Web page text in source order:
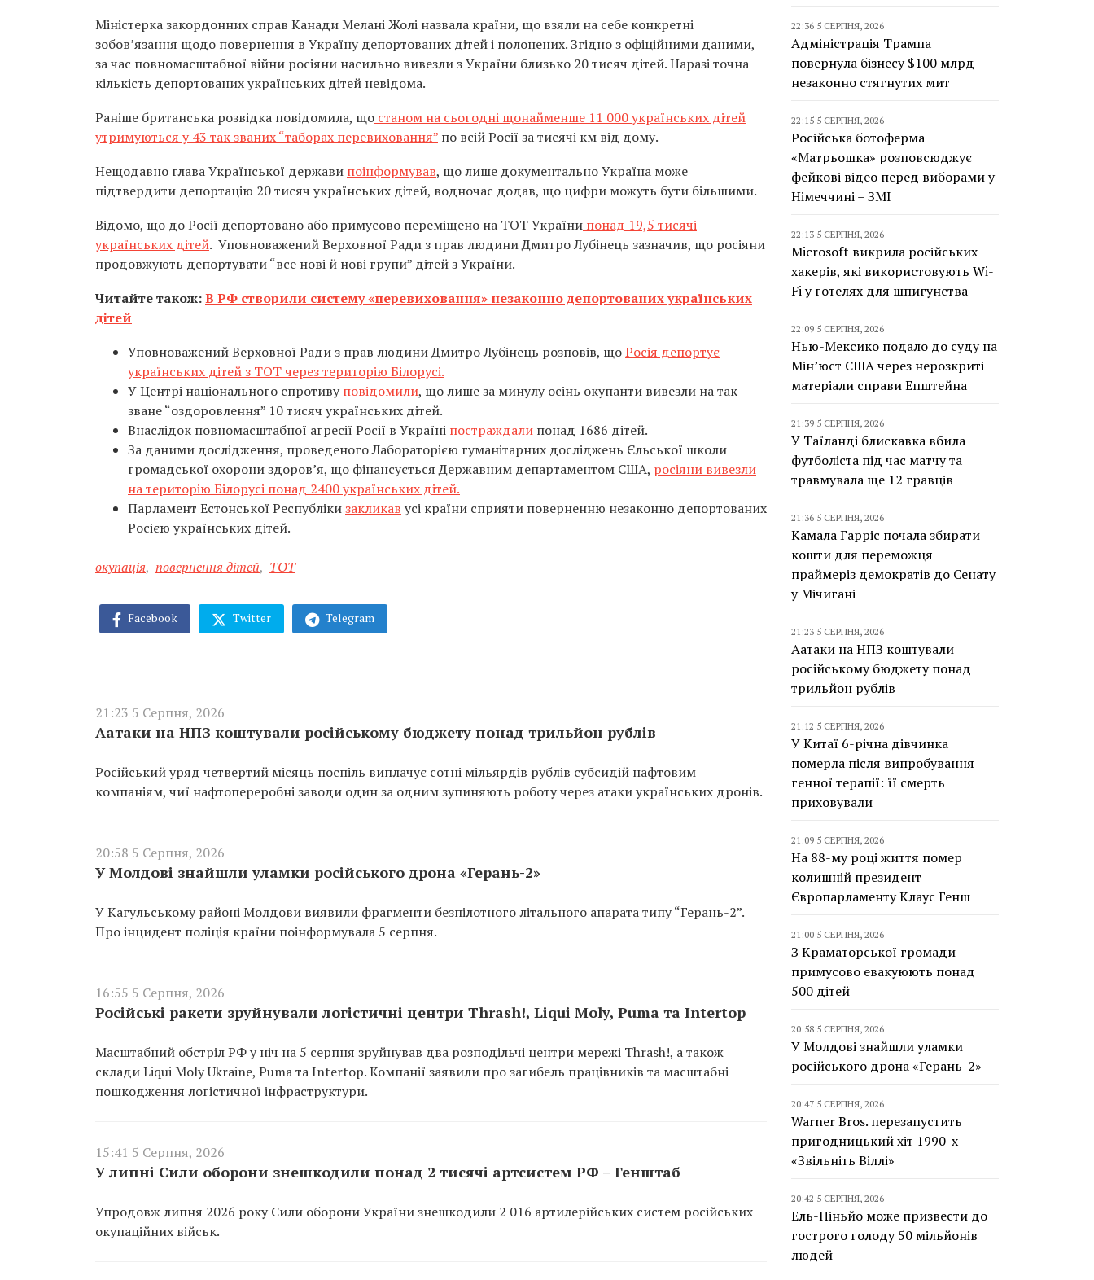
Міністерка закордонних справ Канади Мелані Жолі назвала країни, що взяли на себе конкретні
зобов’язання щодо повернення в Україну депортованих дітей і полонених. Згідно з офіційними даними,
за час повномасштабної війни росіяни насильно вивезли з України близько 20 тисяч дітей. Наразі точна
кількість депортованих українських дітей невідома.
Раніше британська розвідка повідомила, що станом на сьогодні щонайменше 11 000 українських дітей
утримуються у 43 так званих “таборах перевиховання” по всій Росії за тисячі км від дому.
Нещодавно глава Української держави поінформував, що лише документально Україна може
підтвердити депортацію 20 тисяч українських дітей, водночас додав, що цифри можуть бути більшими.
Відомо, що до Росії депортовано або примусово переміщено на ТОТ України понад 19,5 тисячі
українських дітей. Уповноважений Верховної Ради з прав людини Дмитро Лубінець зазначив, що росіяни
продовжують депортувати “все нові й нові групи” дітей з України.
Читайте також:В РФ створили систему «перевиховання» незаконно депортованих українських
дітей
Уповноважений Верховної Ради з прав людини Дмитро Лубінець розповів, щоРосія депортує
українських дітей з ТОТ через територію Білорусі.
У Центрі національного спротивуповідомили, що лише за минулу осінь окупанти вивезли на так
зване “оздоровлення” 10 тисяч українських дітей.
Внаслідок повномасштабної агресії Росії в Україні постраждали понад 1686 дітей.
За даними дослідження, проведеного Лабораторією гуманітарних досліджень Єльської школи
громадської охорони здоров’я, що фінансується Державним департаментом США, росіяни вивезли
на територію Білорусі понад 2400 українських дітей.
Парламент Естонської Республікизакликав усі країни сприяти поверненню незаконно депортованих
Росією українських дітей.
окупація, повернення дітей, ТОТ
Facebook Twitter Telegram
21:23 5 Серпня, 2026
Аатаки на НПЗ коштували російському бюджету понад трильйон рублів
Російський уряд четвертий місяць поспіль виплачує сотні мільярдів рублів субсидій нафтовим
компаніям, чиї нафтопереробні заводи один за одним зупиняють роботу через атаки українських дронів.
20:58 5 Серпня, 2026
У Молдові знайшли уламки російського дрона «Герань-2»
У Кагульському районі Молдови виявили фрагменти безпілотного літального апарата типу “Герань-2”.
Про інцидент поліція країни поінформувала 5 серпня.
16:55 5 Серпня, 2026
Російські ракети зруйнували логістичні центри Thrash!, Liqui Moly, Puma та Intertop
Масштабний обстріл РФ у ніч на 5 серпня зруйнував два розподільчі центри мережі Thrash!, а також
склади Liqui Moly Ukraine, Puma та Intertop. Компанії заявили про загибель працівників та масштабні
пошкодження логістичної інфраструктури.
15:41 5 Серпня, 2026
У липні Сили оборони знешкодили понад 2 тисячі артсистем РФ – Генштаб
Упродовж липня 2026 року Сили оборони України знешкодили 2 016 артилерійських систем російських
окупаційних військ.
22:36 5 СЕРПНЯ, 2026
Адміністрація Трампа
повернула бізнесу $100 млрд
незаконно стягнутих мит
22:15 5 СЕРПНЯ, 2026
Російська ботоферма
«Матрьошка» розповсюджує
фейкові відео перед виборами у
Німеччині – ЗМІ
22:13 5 СЕРПНЯ, 2026
Microsoft викрила російських
хакерів, які використовують Wi-
Fi у готелях для шпигунства
22:09 5 СЕРПНЯ, 2026
Нью-Мексико подало до суду на
Мін’юст США через нерозкриті
матеріали справи Епштейна
21:39 5 СЕРПНЯ, 2026
У Таїланді блискавка вбила
футболіста під час матчу та
травмувала ще 12 гравців
21:36 5 СЕРПНЯ, 2026
Камала Гарріс почала збирати
кошти для переможця
праймеріз демократів до Сенату
у Мічигані
21:23 5 СЕРПНЯ, 2026
Аатаки на НПЗ коштували
російському бюджету понад
трильйон рублів
21:12 5 СЕРПНЯ, 2026
У Китаї 6-річна дівчинка
померла після випробування
генної терапії: її смерть
приховували
21:09 5 СЕРПНЯ, 2026
На 88-му році життя помер
колишній президент
Європарламенту Клаус Генш
21:00 5 СЕРПНЯ, 2026
З Краматорської громади
примусово евакуюють понад
500 дітей
20:58 5 СЕРПНЯ, 2026
У Молдові знайшли уламки
російського дрона «Герань-2»
20:47 5 СЕРПНЯ, 2026
Warner Bros. перезапустить
пригодницький хіт 1990-х
«Звільніть Віллі»
20:42 5 СЕРПНЯ, 2026
Ель-Ніньйо може призвести до
гострого голоду 50 мільйонів
людей